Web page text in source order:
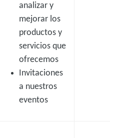
analizar y
mejorar los
productos y
servicios que
ofrecemos
Invitaciones
a nuestros
eventos